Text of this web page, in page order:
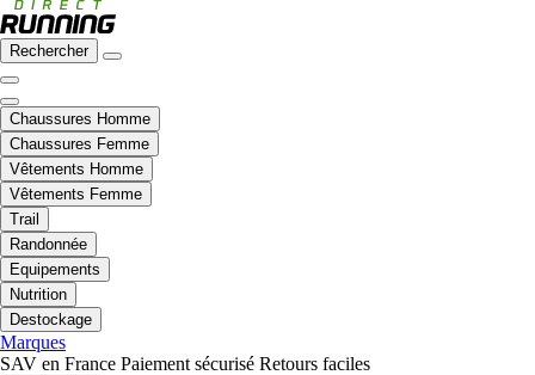
Rechercher
Chaussures Homme
Chaussures Femme
Vêtements Homme
Vêtements Femme
Trail
Randonnée
Equipements
Nutrition
Destockage
Marques
SAV en France Paiement sécurisé Retours faciles